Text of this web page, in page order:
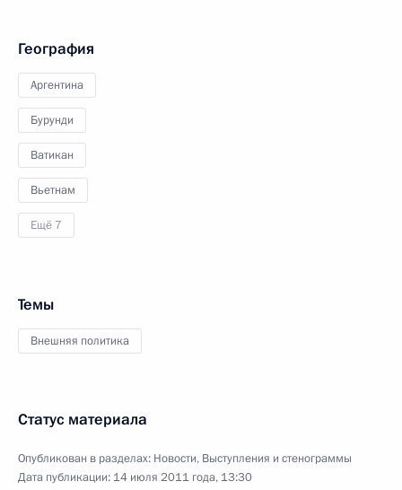
География
Аргентина
Бурунди
Ватикан
Вьетнам
Ещё 7
Темы
Внешняя политика
Статус материала
Опубликован в разделах: Новости, Выступления и стенограммы
Дата публикации: 14 июля 2011 года, 13:30